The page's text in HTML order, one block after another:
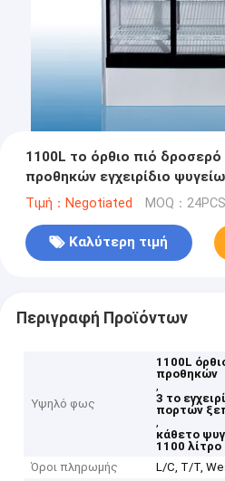
1100L το όρθιο πιό δροσερό
προθηκών εγχειρίδιο
ξεπαγώνει
Τιμή：Negotiated MOQ：24PCS
Καλύτερη τιμή
Περιγραφή Προϊόντων
Υψηλό φως
1100L
προθηκών
,
3 το
πορτών
,
κάθετο
1100 λίτρο
Όροι πληρωμής
L/C, T/T,